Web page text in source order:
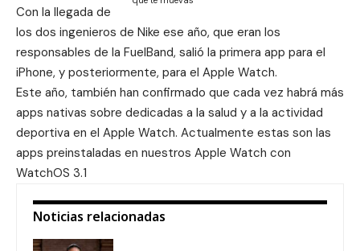
Con la llegada de
los dos ingenieros de Nike ese año, que eran los
responsables de la FuelBand, salió la primera app para el
iPhone, y posteriormente, para el Apple Watch.
Este año, también han confirmado que cada vez habrá más
apps nativas sobre dedicadas a la salud y a la actividad
deportiva en el Apple Watch. Actualmente estas son las
apps preinstaladas en nuestros Apple Watch con
WatchOS 3.1
Noticias relacionadas